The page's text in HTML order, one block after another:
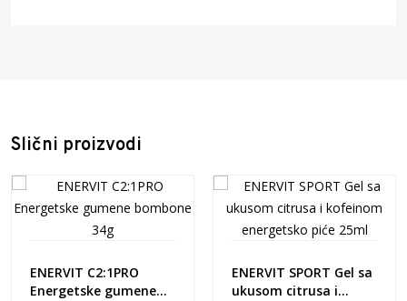
Slični proizvodi
ENERVIT C2:1PRO
Energetske gumene
ENERVIT SPORT Gel sa
ukusom citrusa i